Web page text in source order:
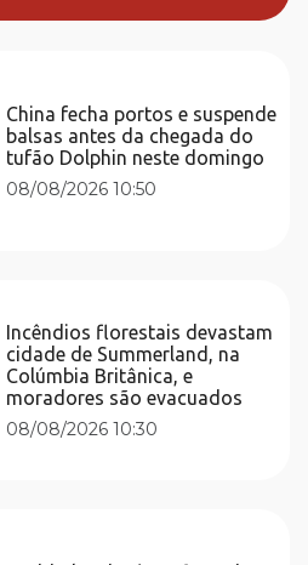
China fecha portos e suspende
balsas antes da chegada do
tufão Dolphin neste domingo
08/08/2026 10:50
Incêndios florestais devastam
cidade de Summerland, na
Colúmbia Britânica, e
moradores são evacuados
08/08/2026 10:30